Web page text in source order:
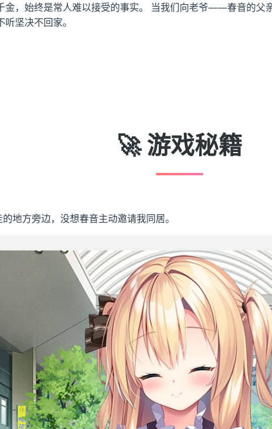
金，始终是常人难以接受的事实。 当我们向老爷——春音的父
坚决不回家。
🚀 游戏秘籍
地方旁边，没想春音主动邀请我同居。